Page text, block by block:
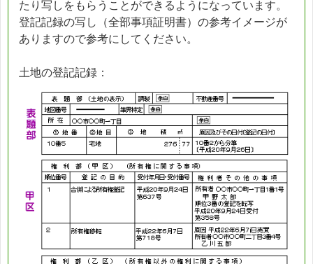
たり写しをもらうことができるようになっています。
登記記録の写し（全部事項証明書）の参考イメージが
ありますので参考にしてください。
土地の登記記録：